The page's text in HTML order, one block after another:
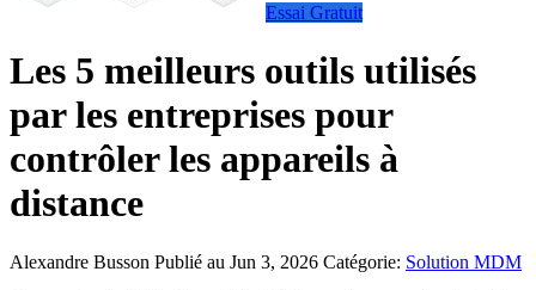
Essai Gratuit
Les 5 meilleurs outils utilisés
par les entreprises pour
contrôler les appareils à
distance
Alexandre Busson Publié au Jun 3, 2026 Catégorie: Solution MDM